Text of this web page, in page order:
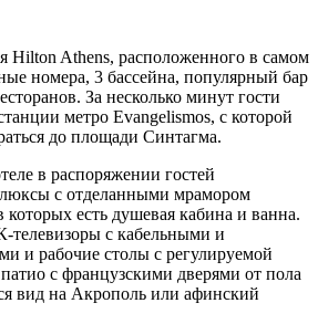
Hilton Athens, расположенного в самом
номера, 3 бассейна, популярный бар
За несколько минут гости
метро Evangelismos, с которой
до площади Синтагма.
в распоряжении гостей
с отделанными мрамором
есть душевая кабина и ванна.
с кабельными и
и рабочие столы с регулируемой
с французскими дверями от пола
вид на Акрополь или афинский